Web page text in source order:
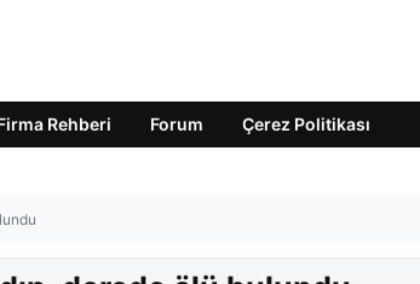
Rehberi Forum Çerez Politikası